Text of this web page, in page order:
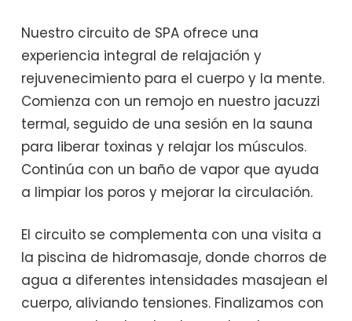
Nuestro circuito de SPA ofrece una
experiencia integral de relajación y
rejuvenecimiento para el cuerpo y la mente.
Comienza con un remojo en nuestro jacuzzi
termal, seguido de una sesión en la sauna
para liberar toxinas y relajar los músculos.
Continúa con un baño de vapor que ayuda
a limpiar los poros y mejorar la circulación.
El circuito se complementa con una visita a
la piscina de hidromasaje, donde chorros de
agua a diferentes intensidades masajean el
cuerpo, aliviando tensiones. Finalizamos con